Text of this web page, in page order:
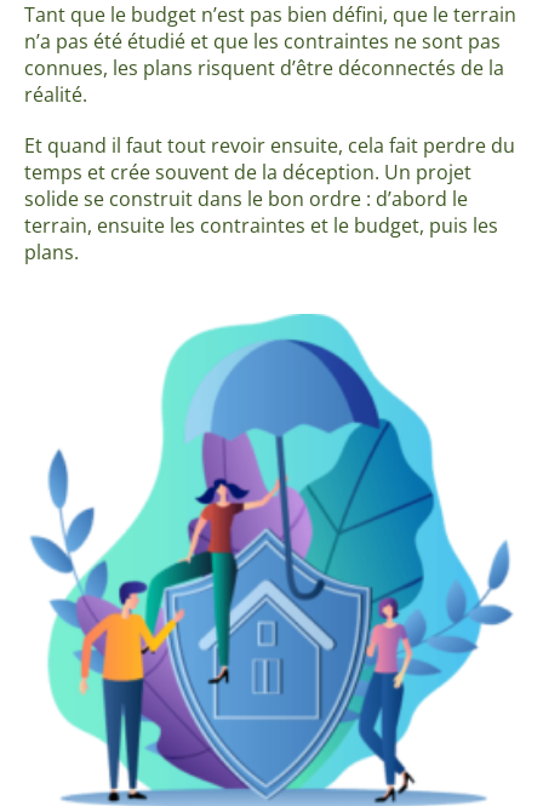
Tant que le budget n’est pas bien défini, que le terrain
n’a pas été étudié et que les contraintes ne sont pas
connues, les plans risquent d’être déconnectés de la
réalité.
Et quand il faut tout revoir ensuite, cela fait perdre du
temps et crée souvent de la déception. Un projet
solide se construit dans le bon ordre : d’abord le
terrain, ensuite les contraintes et le budget, puis les
plans.